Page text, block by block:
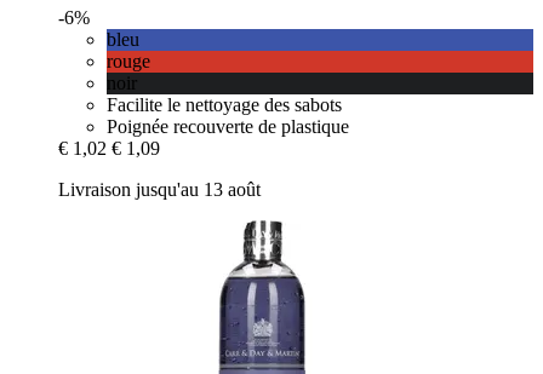
-6%
bleu
rouge
noir
Facilite le nettoyage des sabots
Poignée recouverte de plastique
€ 1,02 € 1,09
Livraison jusqu'au 13 août